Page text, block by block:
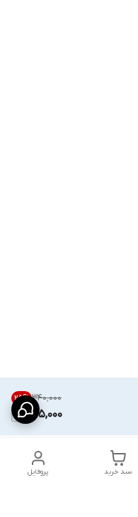
۳۴۰٬۰۰۰ 25%
255,000
پروفایل سبد خرید